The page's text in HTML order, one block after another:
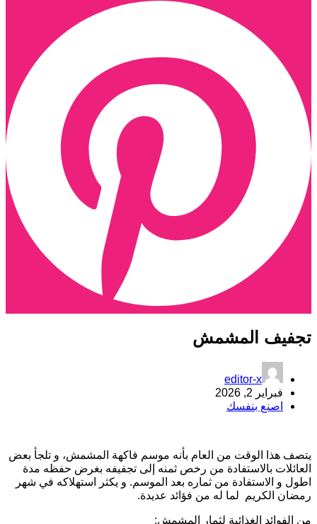
المشمش
editor-x
فبراير 2, 2026
اصنع بنفسك
هذا الوقت من العام بأنه موسم فاكهة المشمش، و تلجأ بعض
بالاستفادة من رخص ثمنه إلى تجفيفه بغرض حفظه مدة
و الاستفادة من ثماره بعد الموسم. و يكثر استهلاكه في شهر
الكريم لما له من فؤائد عديدة.
الفوائد الغذائية لثمار المشمش: